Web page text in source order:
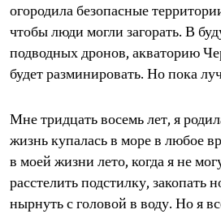
огородила безопасные
чтобы люди могли загорать. В
подводных дронов, акваторию
будет разминировать. Но пока
Мне тридцать восемь лет, я
жизнь купалась в море в любое
в моей жизни лето, когда я не
расстелить подстилку, закопать
нырнуть с головой в воду. Но я